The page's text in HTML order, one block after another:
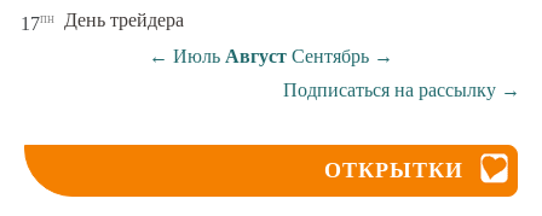
17пн
День трейдера
← Июль Август Сентябрь →
Подписаться на рассылку →
ОТКРЫТКИ